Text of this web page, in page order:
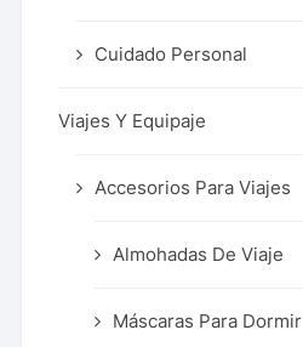
Cuidado Personal
Viajes Y Equipaje
Accesorios Para Viajes
Almohadas De Viaje
Máscaras Para Dormir